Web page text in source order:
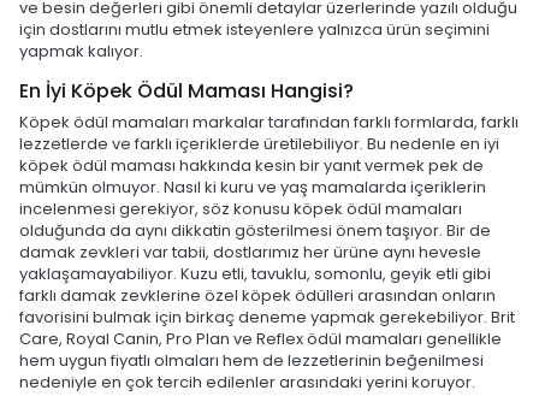
ve besin değerleri gibi önemli detaylar üzerlerinde yazılı olduğu
için dostlarını mutlu etmek isteyenlere yalnızca ürün seçimini
yapmak kalıyor.
En İyi Köpek Ödül Maması Hangisi?
Köpek ödül mamaları markalar tarafından farklı formlarda, farklı
lezzetlerde ve farklı içeriklerde üretilebiliyor. Bu nedenle en iyi
köpek ödül maması hakkında kesin bir yanıt vermek pek de
mümkün olmuyor. Nasıl ki kuru ve yaş mamalarda içeriklerin
incelenmesi gerekiyor, söz konusu köpek ödül mamaları
olduğunda da aynı dikkatin gösterilmesi önem taşıyor. Bir de
damak zevkleri var tabii, dostlarımız her ürüne aynı hevesle
yaklaşamayabiliyor. Kuzu etli, tavuklu, somonlu, geyik etli gibi
farklı damak zevklerine özel köpek ödülleri arasından onların
favorisini bulmak için birkaç deneme yapmak gerekebiliyor. Brit
Care, Royal Canin, Pro Plan ve Reflex ödül mamaları genellikle
hem uygun fiyatlı olmaları hem de lezzetlerinin beğenilmesi
nedeniyle en çok tercih edilenler arasındaki yerini koruyor.